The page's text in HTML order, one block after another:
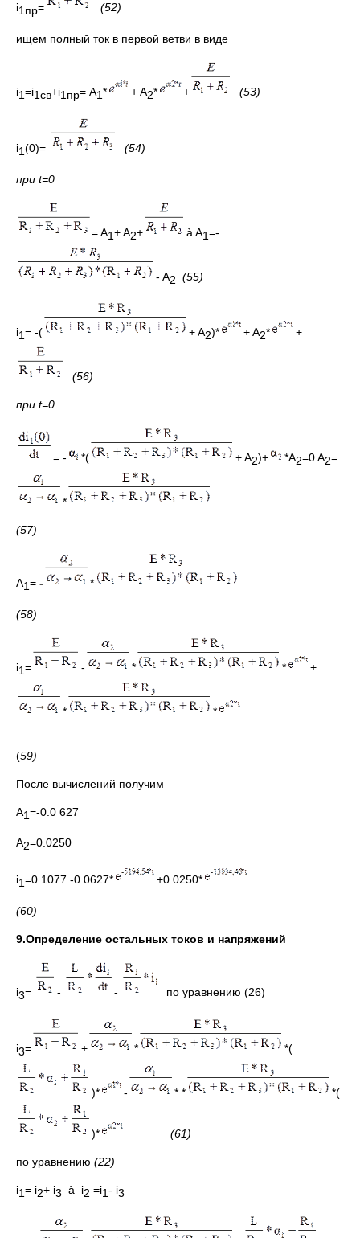
i1пр= (52)
ищем полный ток в первой ветви в виде
i1=i1св+i1 пр= A1* + A2* + (53)
i1(0)= (54)
при t=0
= A1+ A2+ à A1=-
- A2 (55)
i1= -( + A2)* + A2* +
(56)
при t=0
= - *( + A2)+ *A2=0 A2=
*
(57)
A1= - *
(58)
i1= - * * +
* *
(59)
После вычислений получим
A1=-0.0 627
A2=0.0250
i1=0.1077 -0.0627* +0.0250*
(60)
9.Определение остальных токов и напряжений
i3= - - по уравнению (26)
i3= + * *(
)* - * * *(
)* (61)
по уравнению (22)
i1= i2+ i3 à i2 =i1- i3